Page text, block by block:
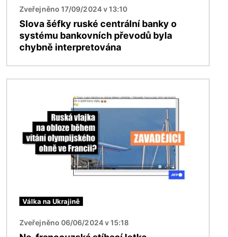
Zveřejněno 17/09/2024 v 13:10
Slova šéfky ruské centrální banky o
systému bankovních převodů byla
chybně interpretována
Válka na Ukrajině
Zveřejněno 06/06/2024 v 15:18